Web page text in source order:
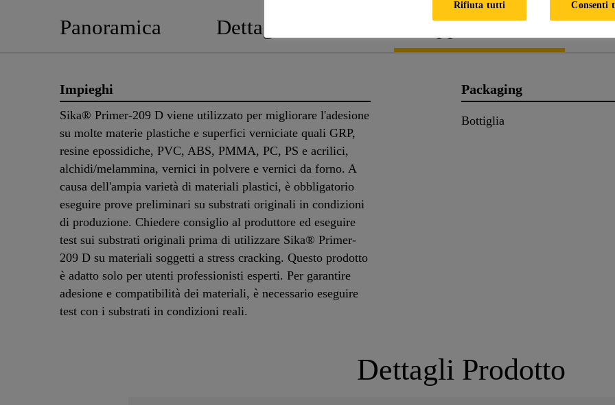
Panoramica Dettagli Prodotto Applicazione
Impieghi
Sika® Primer-209 D viene utilizzato per migliorare l'adesione
su molte materie plastiche e superfici verniciate quali GRP,
resine epossidiche, PVC, ABS, PMMA, PC, PS e acrilici,
alchidi/melammina, vernici in polvere e vernici da forno. A
causa dell'ampia varietà di materiali plastici, è obbligatorio
eseguire prove preliminari su substrati originali in condizioni
di produzione. Chiedere consiglio al produttore ed eseguire
test sui substrati originali prima di utilizzare Sika® Primer-
209 D su materiali soggetti a stress cracking. Questo prodotto
è adatto solo per utenti professionisti esperti. Per garantire
adesione e compatibilità dei materiali, è necessario eseguire
test con i substrati in condizioni reali.
Packaging
Bottiglia
Dettagli Prodotto
Rifiuta tutti Consenti